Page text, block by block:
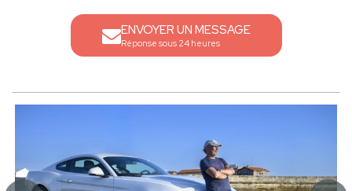
ENVOYER UN MESSAGE
Réponse sous 24 heures